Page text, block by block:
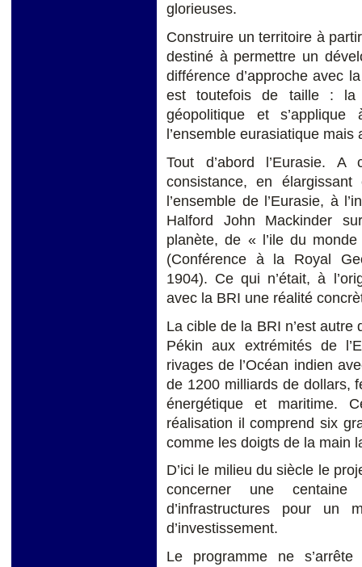
glorieuses.
Construire un territoire à
destiné à permettre un
différence d’approche avec
est toutefois de taille : la
géopolitique et
l’ensemble eurasiatique mais
Tout d’abord l’Eurasie.
consistance, en
l’ensemble de l’Eurasie, à
Halford John Mackinder
planète, de « l’ile du
(Conférence à la Royal
1904). Ce qui n’était, à
avec la BRI une réalité
La cible de la BRI n’est autre
Pékin aux extrémités de
rivages de l’Océan indien
de 1200 milliards de dollars,
énergétique et maritime.
réalisation il comprend six
comme les doigts de la main
D’ici le milieu du siècle le
concerner une
d’infrastructures pour un
d’investissement.
Le programme ne